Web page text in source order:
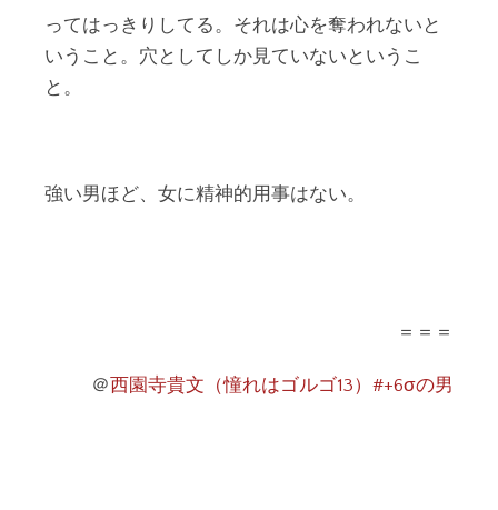
ってはっきりしてる。それは心を奪われないと
いうこと。穴としてしか見ていないというこ
と。
強い男ほど、女に精神的用事はない。
＝＝＝
＠西園寺貴文（憧れはゴルゴ13）#+6σの男